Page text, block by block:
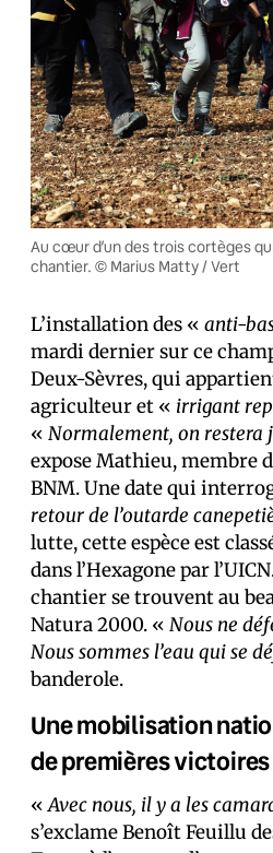
Au cœur d’un des trois cortèges
chantier. © Marius Matty / Vert
L’installation des « anti-
mardi dernier sur ce
Deux-Sèvres, qui
agriculteur et « irrigant
« Normalement, on restera
expose Mathieu, membre
BNM. Une date qui
retour de l’outarde
lutte, cette espèce est
dans l’Hexagone par
chantier se trouvent au
Natura 2000. « Nous ne
Nous sommes l’eau qui se
banderole.
Une mobilisation
de premières victoires
«Avec nous, il y a les
s’exclame Benoît Feuillu